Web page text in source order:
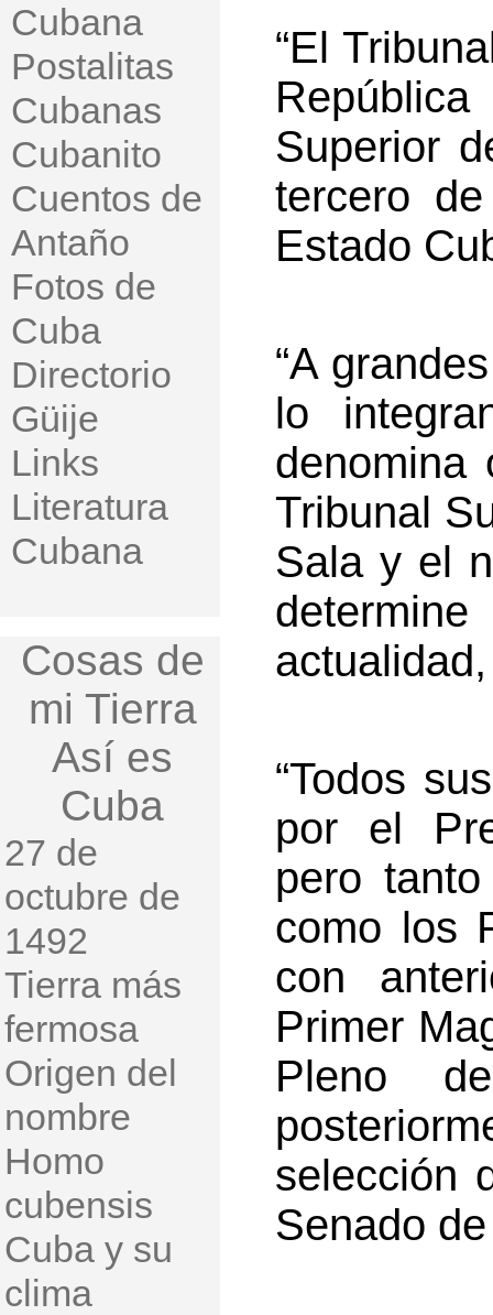
Cubana
Postalitas
Cubanas
Cubanito
Cuentos de
Antaño
Fotos de
Cuba
Directorio
Güije
Links
Literatura
Cubana
Cosas de
mi Tierra
Así es
Cuba
27 de
octubre de
1492
Tierra más
fermosa
Origen del
nombre
Homo
cubensis
Cuba y su
clima
“El
Superior
tercero
Estado
“A
lo
denomina
Tribunal
Sala y el
“Todos
por el
pero
como los
con
Primer
Pleno
selección
Senado